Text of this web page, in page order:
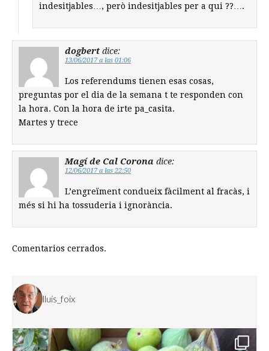
indesitjables…, però indesitjables per a qui ??….
dogbert dice:
13/06/2017 a las 01:06
Los referendums tienen esas cosas,
preguntas por el dia de la semana t te responden con
la hora. Con la hora de irte pa_casita.
Martes y trece
Magí de Cal Corona dice:
12/06/2017 a las 22:50
L’engreïment condueix fàcilment al fracàs, i
més si hi ha tossuderia i ignorància.
Comentarios cerrados.
lluis_foix